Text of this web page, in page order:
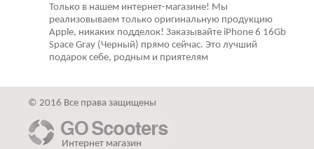
Только в нашем интернет-магазине! Мы
реализовываем только оригинальную продукцию
Apple, никаких подделок! Заказывайте iPhone 6 16Gb
Space Gray (Черный) прямо сейчас. Это лучший
подарок себе, родным и приятелям
© 2016 Все права защищены
Интернет магазин